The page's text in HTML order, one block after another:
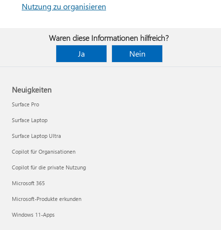
Nutzung zu organisieren
Waren diese Informationen hilfreich?
Ja
Nein
Neuigkeiten
Surface Pro
Surface Laptop
Surface Laptop Ultra
Copilot für Organisationen
Copilot für die private Nutzung
Microsoft 365
Microsoft-Produkte erkunden
Windows 11-Apps